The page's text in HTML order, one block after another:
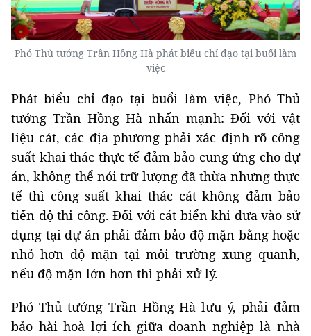
Phó Thủ tướng Trần Hồng Hà phát biểu chỉ đạo tại buổi làm
việc
Phát biểu chỉ đạo tại buổi làm việc, Phó Thủ
tướng Trần Hồng Hà nhấn mạnh: Đối với vật
liệu cát, các địa phương phải xác định rõ công
suất khai thác thực tế đảm bảo cung ứng cho dự
án, không thể nói trữ lượng đã thừa nhưng thực
tế thì công suất khai thác cát không đảm bảo
tiến độ thi công. Đối với cát biển khi đưa vào sử
dụng tại dự án phải đảm bảo độ mặn bằng hoặc
nhỏ hơn độ mặn tại môi trường xung quanh,
nếu độ mặn lớn hơn thì phải xử lý.
Phó Thủ tướng Trần Hồng Hà lưu ý, phải đảm
bảo hài hoà lợi ích giữa doanh nghiệp là nhà